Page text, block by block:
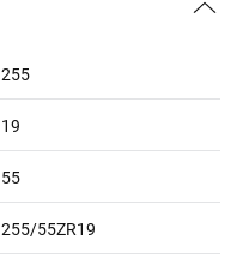
255
19
55
255/55ZR19